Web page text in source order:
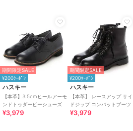
素材
商品のお取り扱い方法
原産国 バングラディシュ
期間限定SALE
¥200ｸｰﾎﾟﾝ
ハスキー
【本革】3.5cmヒールアーモ
ンドトゥダービーシューズ
¥3,979
期間限定SALE
¥200ｸｰﾎﾟﾝ
ハスキー
【本革】 レースアップ サイ
ドジップ コンバットブーツ
¥3,979